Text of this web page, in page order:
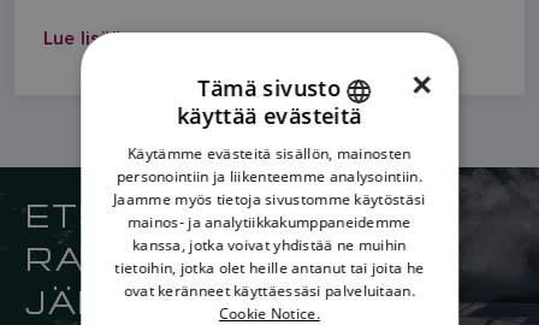
Lue lisää
ETSI LÄHIN
RAYMARINE-
JÄLLEENMYYJÄSI
ENGLISH
DANISH
ITALIAN
SWEDISH
×
Tämä sivusto
käyttää evästeitä
Käytämme evästeitä sisällön, mainosten
personointiin ja liikenteemme analysointiin.
Jaamme myös tietoja sivustomme käytöstäsi
mainos- ja analytiikkakumppaneidemme
kanssa, jotka voivat yhdistää ne muihin
tietoihin, jotka olet heille antanut tai joita he
ovat keränneet käyttäessäsi palveluitaan.
Cookie Notice.